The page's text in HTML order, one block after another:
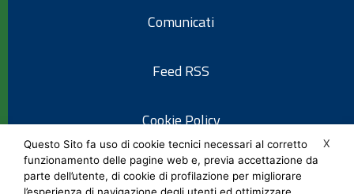
Comunicati
Feed RSS
Cookie Policy
Informativa privacy
X
Questo Sito fa uso di cookie tecnici necessari al corretto
funzionamento delle pagine web e, previa accettazione da
parte dell’utente, di cookie di profilazione per migliorare